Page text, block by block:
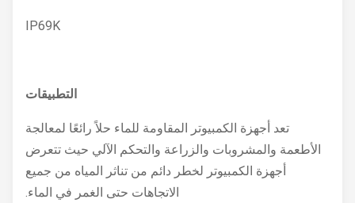
IP69K
التطبيقات
تعد أجهزة الكمبيوتر المقاومة للماء حلاً رائعًا لمعالجة
الأطعمة والمشروبات والزراعة والتحكم الآلي حيث تتعرض
أجهزة الكمبيوتر لخطر دائم من تناثر المياه من جميع
الاتجاهات حتى الغمر في الماء.